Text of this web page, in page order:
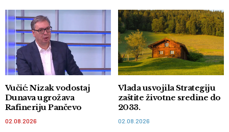
Vučić: Nizak vodostaj
Dunava ugrožava
Rafineriju Pančevo
02.08.2026
Vlada usvojila Strategiju
zaštite životne sredine do
2033.
02.08.2026